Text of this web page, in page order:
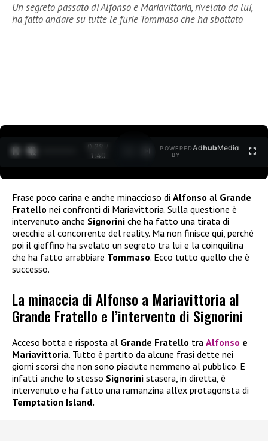
Un segreto passato di Alfonso e Mariavittoria, rivelato da lui,
ha fatto andare su tutte le furie Tommaso che ha sbottato
0:30 /
1:40
POWERED
BY
AdhubMedia
Frase poco carina e anche minaccioso di Alfonso al Grande
Fratello nei confronti di Mariavittoria. Sulla questione è
intervenuto anche Signorini che ha fatto una tirata di
orecchie al concorrente del reality. Ma non finisce qui, perché
poi il gieffino ha svelato un segreto tra lui e la coinquilina
che ha fatto arrabbiare Tommaso. Ecco tutto quello che è
successo.
La minaccia di Alfonso a Mariavittoria al
Grande Fratello e l’intervento di Signorini
Acceso botta e risposta al Grande Fratello tra Alfonso e
Mariavittoria. Tutto è partito da alcune frasi dette nei
giorni scorsi che non sono piaciute nemmeno al pubblico. E
infatti anche lo stesso Signorini stasera, in diretta, è
intervenuto e ha fatto una ramanzina all’ex protagonsta di
Temptation Island.